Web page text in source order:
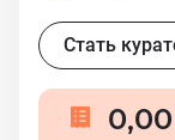
Стать